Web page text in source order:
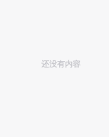
还没有内容